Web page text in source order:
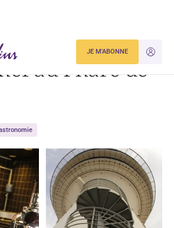
JE
JE M'ABONNE
de Palavas
au Phare de